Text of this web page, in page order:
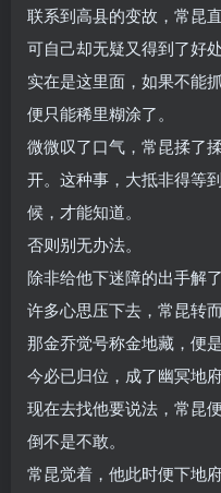
联系到高县的变故，常昆
可自己却无疑又得到了好
实在是这里面，如果不能
便只能稀里糊涂了。
微微叹了口气，常昆揉了
开。这种事，大抵非得等
候，才能知道。
否则别无办法。
除非给他下迷障的出手解了
许多心思压下去，常昆转
那金乔觉号称金地藏，便
今必已归位，成了幽冥地
现在去找他要说法，常昆
倒不是不敢。
常昆觉着，他此时便下地